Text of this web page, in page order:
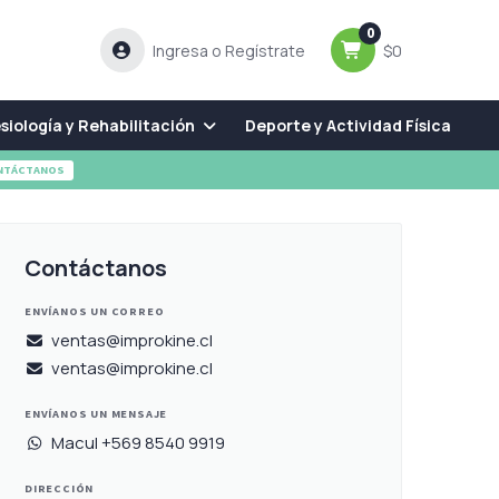
Ingresa o Regístrate
0
$0
y Rehabilitación Deporte y Actividad Física
Contáctanos
ENVÍANOS UN CORREO
ventas@improkine.cl
ventas@improkine.cl
ENVÍANOS UN MENSAJE
Macul +569 8540 9919
DIRECCIÓN